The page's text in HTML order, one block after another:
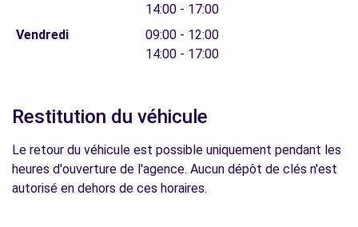
14:00 - 17:00
Vendredi
09:00 - 12:00
14:00 - 17:00
Restitution du véhicule
Le retour du véhicule est possible uniquement pendant les
heures d'ouverture de l'agence. Aucun dépôt de clés n'est
autorisé en dehors de ces horaires.